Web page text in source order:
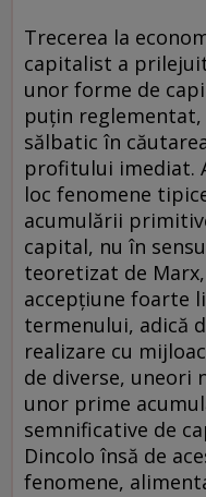
Trecerea la
capitalist a
unor forme de
puţin
sălbatic în
profitului imediat.
loc fenomene
acumulării
capital, nu în
teoretizat de
accepţiune foarte
termenului, adică
realizare cu
de diverse, uneori
unor prime
semnificative de
Dincolo însă de
fenomene,